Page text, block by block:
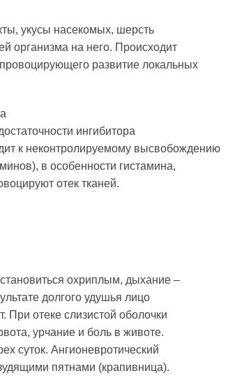
укусы насекомых, шерсть
организма на него. Происходит
развитие локальных
ингибитора
к неконтролируемому высвобождению
в особенности гистамина,
отек тканей.
охриплым, дыхание –
долгого удушья лицо
При отеке слизистой оболочки
урчание и боль в животе.
суток. Ангионевротический
пятнами (крапивница).